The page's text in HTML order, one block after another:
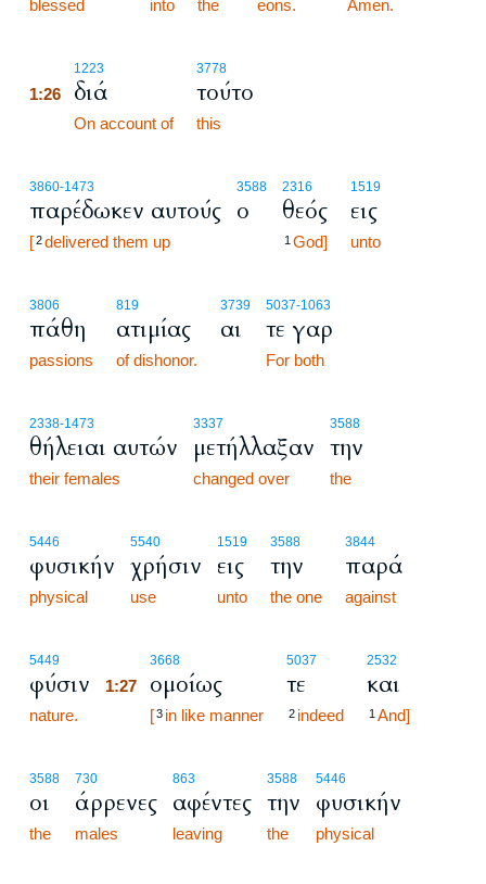
blessed into the eons. Amen.
1223
1:26 διά
On account of
3778
τούτο
this
3860-1473
παρέδωκεν αυτούς
[2delivered them up
3588
ο
2316
θεός
1 God]
1519
εις
unto
3806
πάθη
passions
819
ατιμίας
of dishonor.
3739
αι
5037-1063
τε γαρ
For both
2338-1473
θήλειαι αυτών
their females
3337
μετήλλαξαν
changed over
3588
την
the
5446
φυσικήν
physical
5540
χρήσιν
use
1519
εις
unto
3588
την
the one
3844
παρά
against
5449
φύσιν
nature.
3668
1:27 ομοίως
[3 in like manner
5037
τε
2 indeed
2532
και
1 And]
3588
οι
the
730
άρρενες
males
863
αφέντες
leaving
3588
την
the
5446
φυσικήν
physical